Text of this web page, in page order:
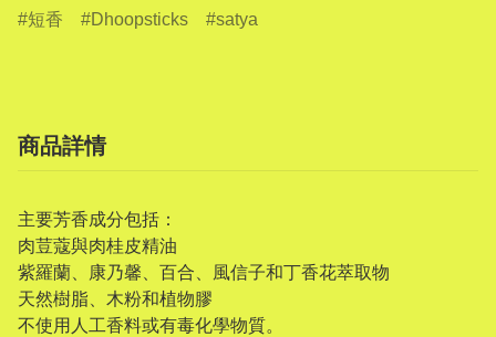
短香 Dhoopsticks satya
商品詳情
主要芳香成分包括：
肉荳蔻與肉桂皮精油
紫羅蘭、康乃馨、百合、風信子和丁香花萃取物
天然樹脂、木粉和植物膠
不使用人工香料或有毒化學物質。